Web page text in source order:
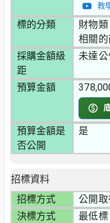
教
標的分類
財物
相關的
採購金額級
距
未達
預算金額
預算金額是
否公開
是
招標資料
招標方式
公開
決標方式
最低標